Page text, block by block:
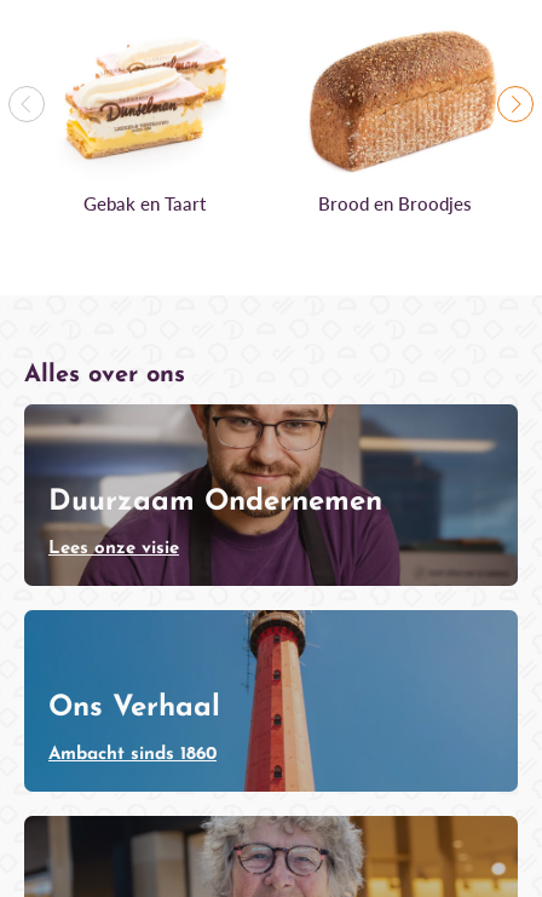
Gebak en Taart Brood en Broodjes
Alles over ons
Duurzaam Ondernemen
Lees onze visie
Ons Verhaal
Ambacht sinds 1860